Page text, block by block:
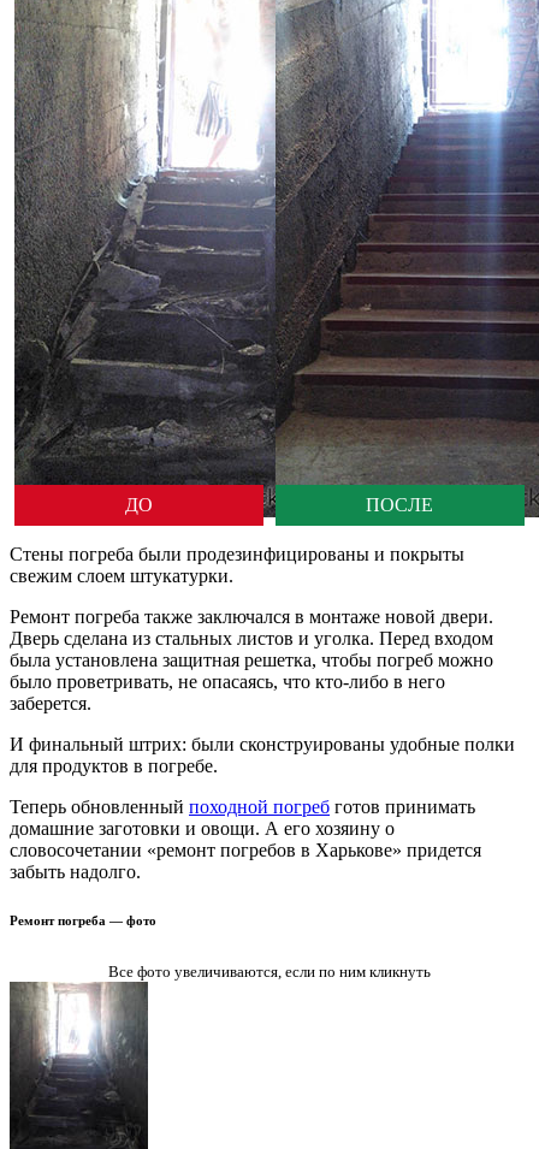
ДО ПОСЛЕ
Стены погреба были продезинфицированы и покрыты
свежим слоем штукатурки.
Ремонт погреба также заключался в монтаже новой двери.
Дверь сделана из стальных листов и уголка. Перед входом
была установлена защитная решетка, чтобы погреб можно
было проветривать, не опасаясь, что кто-либо в него
заберется.
И финальный штрих: были сконструированы удобные полки
для продуктов в погребе.
Теперь обновленный походной погреб готов принимать
домашние заготовки и овощи. А его хозяину о
словосочетании «ремонт погребов в Харькове» придется
забыть надолго.
Ремонт погреба — фото
Все фото увеличиваются, если по ним кликнуть